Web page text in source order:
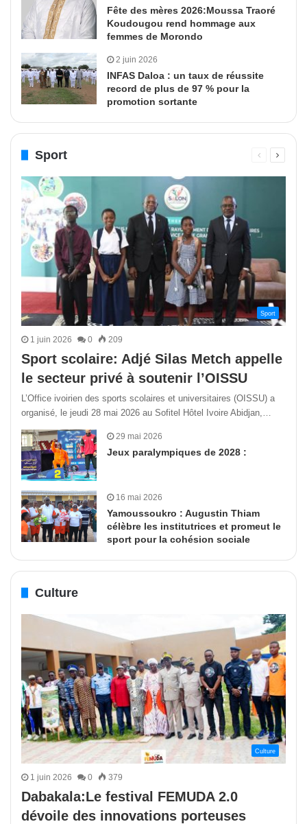
Fête des mères 2026:Moussa Traoré
Koudougou rend hommage aux
femmes de Morondo
2 juin 2026
INFAS Daloa : un taux de réussite
record de plus de 97 % pour la
promotion sortante
Sport
PagePage
Sport
1 juin 2026 0 209
Sport scolaire: Adjé Silas Metch appelle
le secteur privé à soutenir l’OISSU
L’Office ivoirien des sports scolaires et universitaires (OISSU) a
organisé, le jeudi 28 mai 2026 au Sofitel Hôtel Ivoire Abidjan,…
29 mai 2026
Jeux paralympiques de 2028 :
16 mai 2026
Yamoussoukro : Augustin Thiam
célèbre les institutrices et promeut le
sport pour la cohésion sociale
Culture
Culture
1 juin 2026 0 379
Dabakala:Le festival FEMUDA 2.0
dévoile des innovations porteuses